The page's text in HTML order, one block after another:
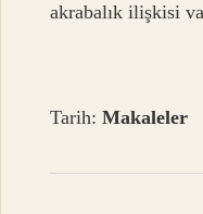
akrabalık ilişkisi
Tarih:Makaleler